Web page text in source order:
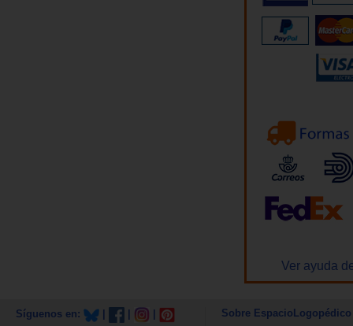
Ver ayuda
Síguenos en: Sobre EspacioLogopédico